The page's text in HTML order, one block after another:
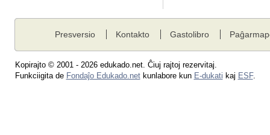
Presversio Kontakto Gastolibro
Kopirajto © 2001 - 2026 edukado.net. Ĉiuj rajtoj rezervitaj.
Funkciigita de Fondaĵo Edukado.netkunlabore kun E-dukati kaj ESF.